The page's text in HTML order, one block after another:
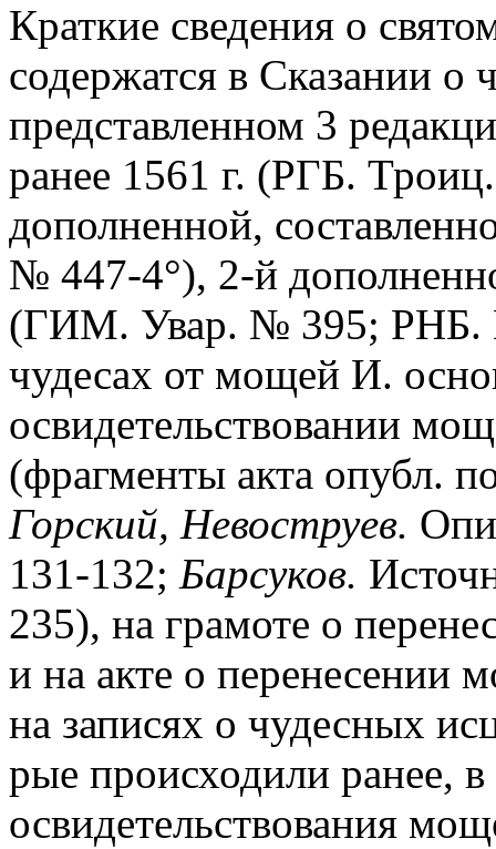
Краткие сведения о
содержатся в Сказании
представленном 3
ранее 1561 г. (РГБ.
дополненной,
№ 447-4°), 2-й
(ГИМ. Увар. № 395; РНБ.
чудесах от мощей И.
освидетельствовании
(фрагменты акта
Горский, Невоструев.
131-132; Барсуков.
235), на грамоте о
и на акте о перенесении
на записях о чудесных
рые происходили ранее,
освидетельствования